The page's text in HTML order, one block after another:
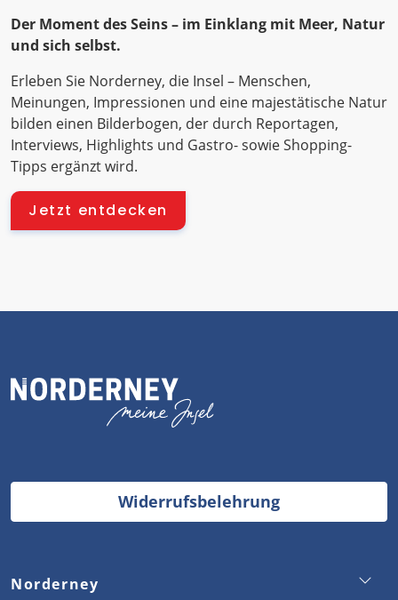
Der Moment des Seins – im Einklang mit Meer, Natur
und sich selbst.
Erleben Sie Norderney, die Insel – Menschen,
Meinungen, Impressionen und eine majestätische Natur
bilden einen Bilderbogen, der durch Reportagen,
Interviews, Highlights und Gastro- sowie Shopping-
Tipps ergänzt wird.
Jetzt entdecken
Widerrufsbelehrung
Norderney